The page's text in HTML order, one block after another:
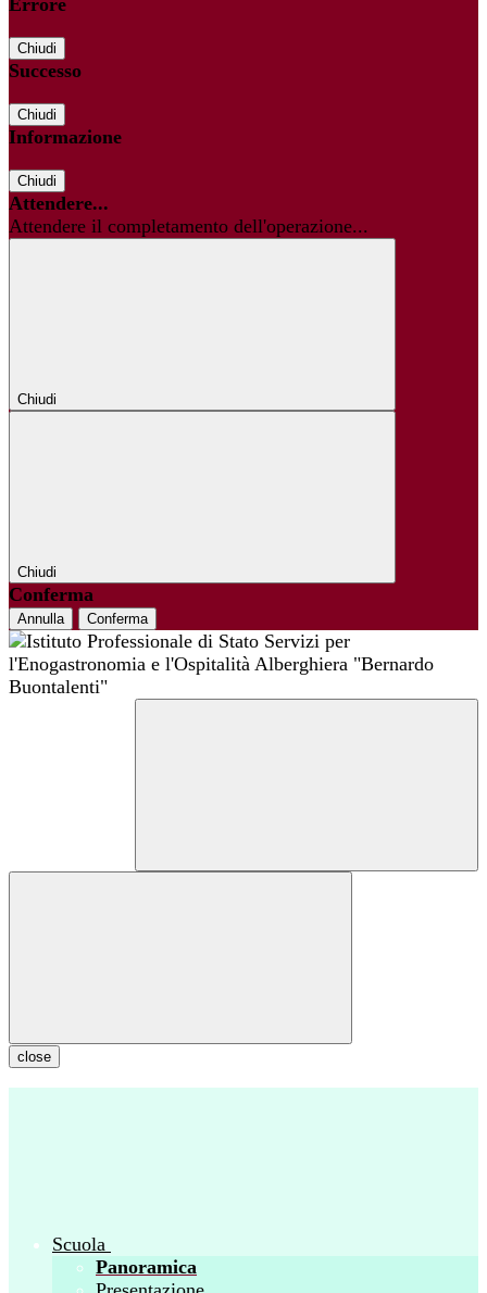
Errore
Chiudi
Successo
Chiudi
Informazione
Chiudi
Attendere...
Attendere il completamento dell'operazione...
Chiudi
Chiudi
Conferma
Annulla Conferma
close
Scuola
Panoramica